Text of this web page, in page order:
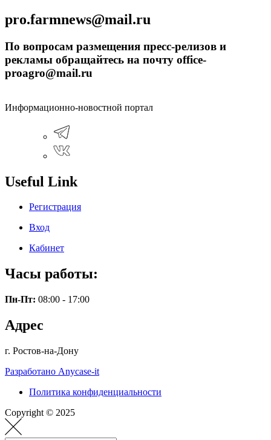
pro.farmnews@mail.ru
По вопросам размещения пресс-релизов и
рекламы обращайтесь на почту office-
proagro@mail.ru
Информационно-новостной портал
Useful Link
Регистрация
Вход
Кабинет
Часы работы:
Пн-Пт: 08:00 - 17:00
Адрес
г. Ростов-на-Дону
Разработано Anycase-it
Политика конфиденциальности
Copyright © 2025